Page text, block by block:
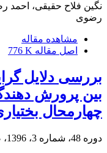
نگین فلاح حقیقی، احمد
رضوی
مشاهده مقاله
اصل مقاله 776 K
بررسی دلایل
بین پرورش
چهارمحال
دوره 48، شماره 3، 1396، صفحه